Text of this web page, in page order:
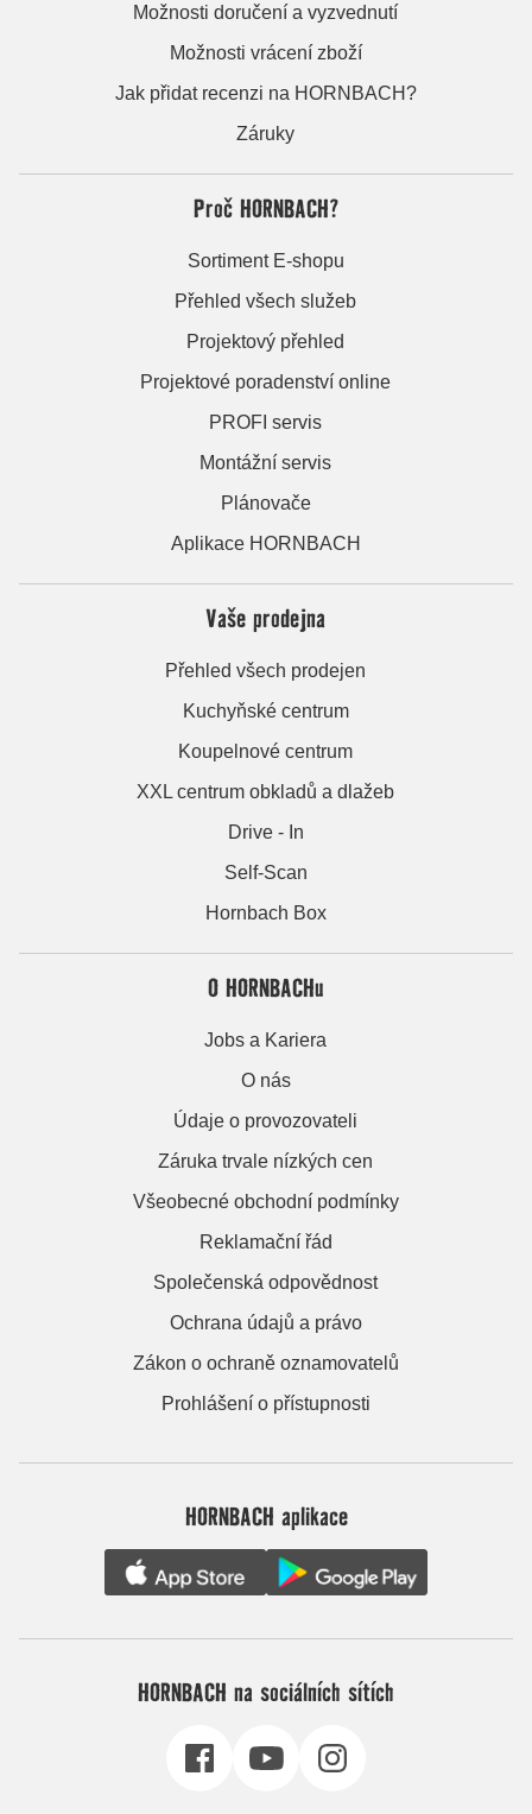
Možnosti doručení a vyzvednutí
Možnosti vrácení zboží
Jak přidat recenzi na HORNBACH?
Záruky
Proč HORNBACH?
Sortiment E-shopu
Přehled všech služeb
Projektový přehled
Projektové poradenství online
PROFI servis
Montážní servis
Plánovače
Aplikace HORNBACH
Vaše prodejna
Přehled všech prodejen
Kuchyňské centrum
Koupelnové centrum
XXL centrum obkladů a dlažeb
Drive - In
Self-Scan
Hornbach Box
O HORNBACHu
Jobs a Kariera
O nás
Údaje o provozovateli
Záruka trvale nízkých cen
Všeobecné obchodní podmínky
Reklamační řád
Společenská odpovědnost
Ochrana údajů a právo
Zákon o ochraně oznamovatelů
Prohlášení o přístupnosti
HORNBACH aplikace
HORNBACH na sociálních sítích